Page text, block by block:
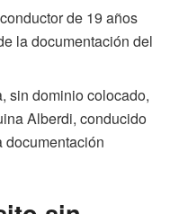
de 19 años
la documentación del
sin dominio colocado,
Alberdi, conducido
documentación